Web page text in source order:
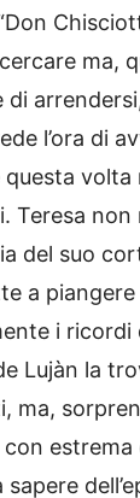
ma,
di
l’ora di
volta
Teresa non
del suo
a
i ricordi
Lujàn la
ma,
estrema